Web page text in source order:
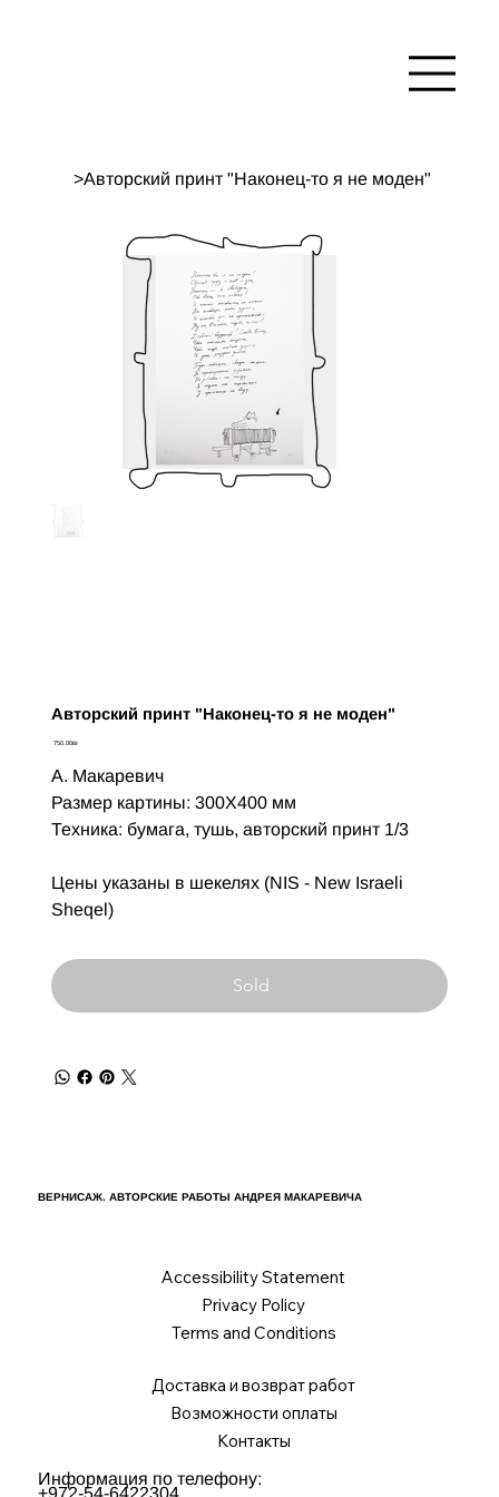
>Авторский принт "Наконец-то я не моден"
Авторский принт "Наконец-то я не моден"
Цена
‏750.00 ‏₪
А. Макаревич
Размер картины: 300X400 мм
Техника: бумага, тушь, авторский принт 1/3
Цены указаны в шекелях (NIS - New Israeli
Sheqel)
Sold
ВЕРНИСАЖ. АВТОРСКИЕ РАБОТЫ АНДРЕЯ МАКАРЕВИЧА
Accessibility Statement
Privacy Policy
Terms and Conditions
Доставка и возврат работ
Возможности оплаты
Контакты
Информация по телефону:
+972-54-6422304